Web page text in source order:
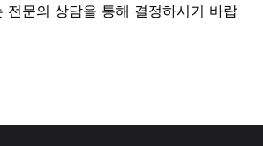
전문의 상담을 통해 결정하시기 바랍